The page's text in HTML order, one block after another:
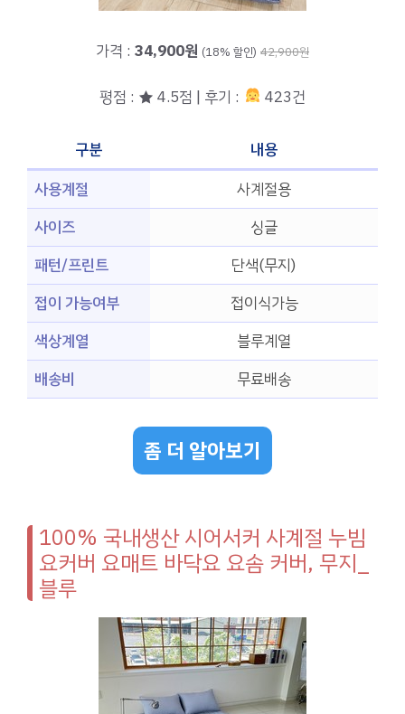
가격 : 34,900원 (18% 할인) 42,900원
평점 : ★ 4.5점 | 후기 : 423건
구분
내용
사용계절
사계절용
사이즈
싱글
패턴/프린트
단색(무지)
접이 가능여부
접이식가능
색상계열
블루계열
배송비
무료배송
좀 더 알아보기
100% 국내생산 시어서커 사계절 누빔
요커버 요매트 바닥요 요솜 커버, 무지_
블루